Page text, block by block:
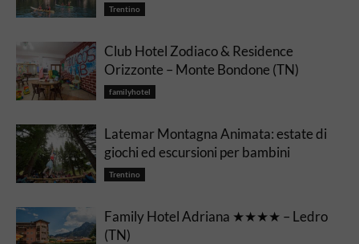
Trentino
Club Hotel Zodiaco & Residence
Orizzonte – Monte Bondone (TN)
familyhotel
Latemar Montagna Animata: estate di
giochi ed escursioni per bambini
Trentino
Family Hotel Adriana ★★★★ – Ledro
(TN)